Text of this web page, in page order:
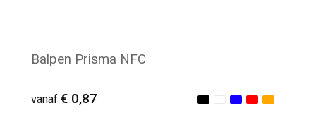
Balpen Prisma NFC
vanaf € 0,87